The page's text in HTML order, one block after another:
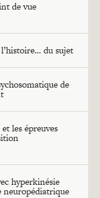
de vue
du sujet
de
les épreuves
hyperkinésie
neuropédiatrique